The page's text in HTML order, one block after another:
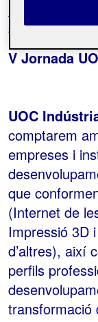
Sistemas cibrer-
V Jornada
UOC
comptarem
empreses i
que
(Internet de
Impressió 3D
d’altres), així
perfils
transformació